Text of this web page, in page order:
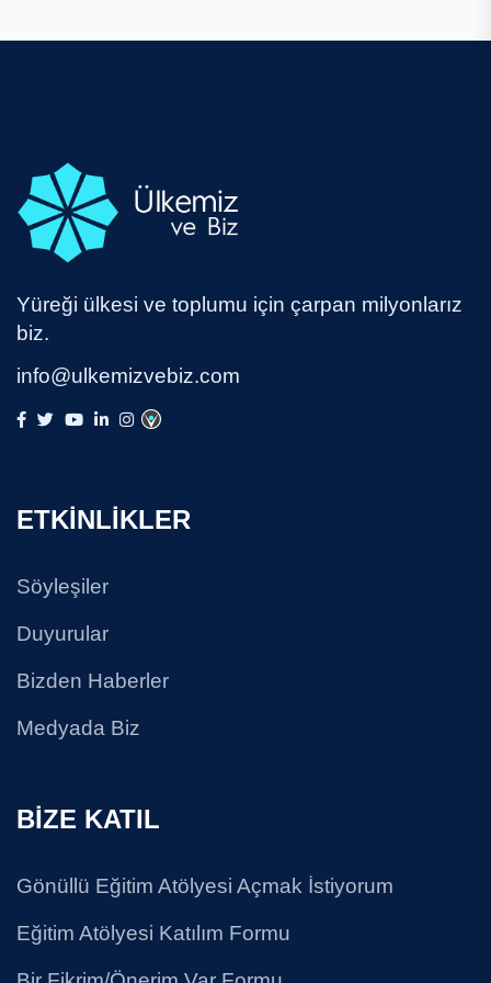
Yüreği ülkesi ve toplumu için çarpan milyonlarız
biz.
info@ulkemizvebiz.com
ETKİNLİKLER
Söyleşiler
Duyurular
Bizden Haberler
Medyada Biz
BİZE KATIL
Gönüllü Eğitim Atölyesi Açmak İstiyorum
Eğitim Atölyesi Katılım Formu